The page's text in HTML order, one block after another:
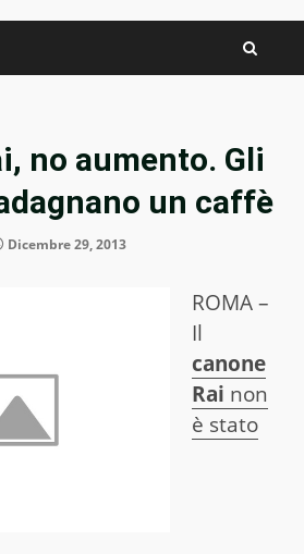
no aumento. Gli
un caffè
Dicembre 29, 2013
ROMA –
Il
canone
Rai non
è stato